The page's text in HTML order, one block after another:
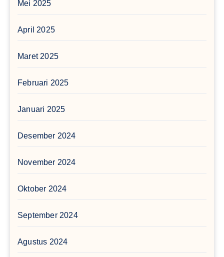
Mei 2025
April 2025
Maret 2025
Februari 2025
Januari 2025
Desember 2024
November 2024
Oktober 2024
September 2024
Agustus 2024